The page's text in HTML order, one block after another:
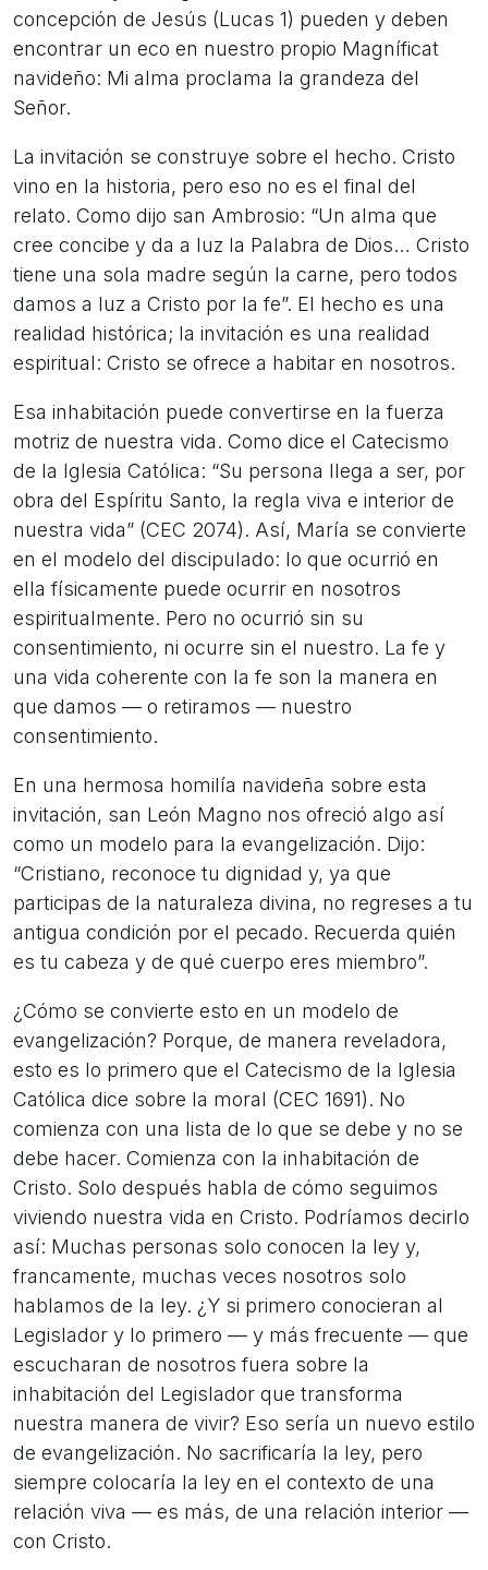
concepción de Jesús (Lucas 1) pueden y deben
encontrar un eco en nuestro propio Magníficat
navideño: Mi alma proclama la grandeza del
Señor.
La invitación se construye sobre el hecho. Cristo
vino en la historia, pero eso no es el final del
relato. Como dijo san Ambrosio: “Un alma que
cree concibe y da a luz la Palabra de Dios… Cristo
tiene una sola madre según la carne, pero todos
damos a luz a Cristo por la fe”. El hecho es una
realidad histórica; la invitación es una realidad
espiritual: Cristo se ofrece a habitar en nosotros.
Esa inhabitación puede convertirse en la fuerza
motriz de nuestra vida. Como dice el Catecismo
de la Iglesia Católica: “Su persona llega a ser, por
obra del Espíritu Santo, la regla viva e interior de
nuestra vida” (CEC 2074). Así, María se convierte
en el modelo del discipulado: lo que ocurrió en
ella físicamente puede ocurrir en nosotros
espiritualmente. Pero no ocurrió sin su
consentimiento, ni ocurre sin el nuestro. La fe y
una vida coherente con la fe son la manera en
que damos — o retiramos — nuestro
consentimiento.
En una hermosa homilía navideña sobre esta
invitación, san León Magno nos ofreció algo así
como un modelo para la evangelización. Dijo:
“Cristiano, reconoce tu dignidad y, ya que
participas de la naturaleza divina, no regreses a tu
antigua condición por el pecado. Recuerda quién
es tu cabeza y de qué cuerpo eres miembro”.
¿Cómo se convierte esto en un modelo de
evangelización? Porque, de manera reveladora,
esto es lo primero que el Catecismo de la Iglesia
Católica dice sobre la moral (CEC 1691). No
comienza con una lista de lo que se debe y no se
debe hacer. Comienza con la inhabitación de
Cristo. Solo después habla de cómo seguimos
viviendo nuestra vida en Cristo. Podríamos decirlo
así: Muchas personas solo conocen la ley y,
francamente, muchas veces nosotros solo
hablamos de la ley. ¿Y si primero conocieran al
Legislador y lo primero — y más frecuente — que
escucharan de nosotros fuera sobre la
inhabitación del Legislador que transforma
nuestra manera de vivir? Eso sería un nuevo estilo
de evangelización. No sacrificaría la ley, pero
siempre colocaría la ley en el contexto de una
relación viva — es más, de una relación interior —
con Cristo.